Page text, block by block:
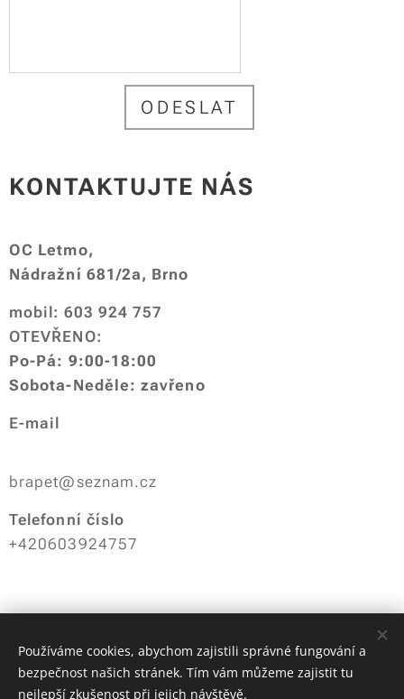
ODESLAT
KONTAKTUJTE NÁS
OC Letmo,
Nádražní 681/2a, Brno
mobil: 603 924 757
OTEVŘENO:
Po-Pá: 9:00-18:00
Sobota-Neděle: zavřeno
E-mail
brapet@seznam.cz
Telefonní číslo
+420603924757
Zámkařství Brabenec /
Používáme cookies, abychom zajistili správné fungování a
bezpečnost našich stránek. Tím vám můžeme zajistit tu
nejlepší zkušenost při jejich návštěvě.